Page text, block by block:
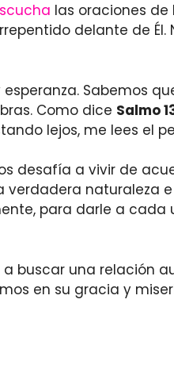
las oraciones de
delante de
Sabemos
Como dice Salmo
lejos, me lees el
desafía a vivir de
naturaleza
para darle a
buscar una relación
en su gracia y